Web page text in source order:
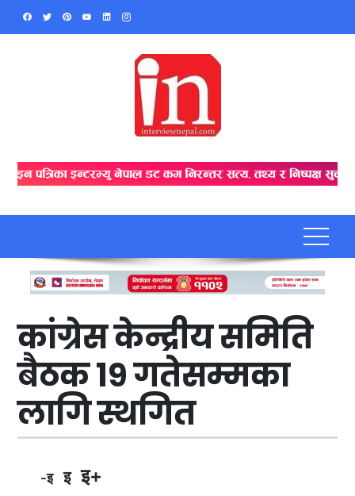
Skip
कांग्रेस केन्द्रीय समिति
बैठक १९ गतेसम्मका
लागि स्थगित
-इ इ इ+